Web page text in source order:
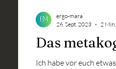
Das
Ich habe vor euch
ergo-mara
26. Sept. 2023
2